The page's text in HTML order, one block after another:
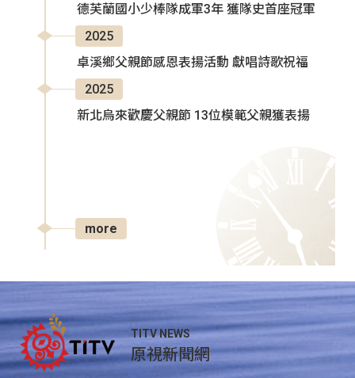
德芙蘭國小少棒隊成軍3年 獲隊史首座冠軍
2025
卓溪鄉父親節感恩表揚活動 獻唱詩歌祝福
2025
新北烏來歡慶父親節 13位模範父親獲表揚
more
TITV NEWS
原視新聞網